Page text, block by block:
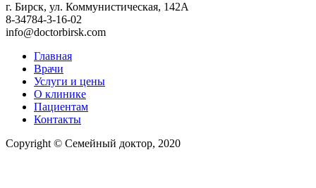
г. Бирск, ул. Коммунистическая, 142А
8-34784-3-16-02
info@doctorbirsk.com
Главная
Врачи
Услуги и цены
О клинике
Пациентам
Контакты
Copyright © Семейный доктор, 2020